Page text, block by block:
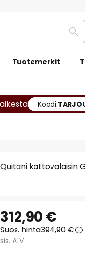
Etsi
Tuotemerkit
Koodi:
Quitani kattovalaisin
312,90 €
Suos. hinta394,90 €
sis. ALV